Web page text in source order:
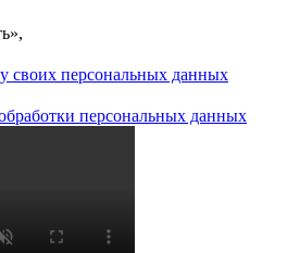
своих персональных данных
персональных данных